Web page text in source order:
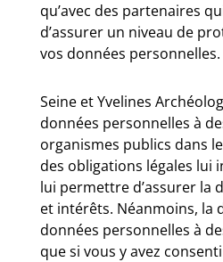
qu’avec des partenaires
d’assurer un niveau de
vos données personnelles.
Seine et Yvelines
données personnelles à
organismes publics dans
des obligations légales lui
lui permettre d’assurer la
et intérêts. Néanmoins, la
données personnelles à
que si vous y avez